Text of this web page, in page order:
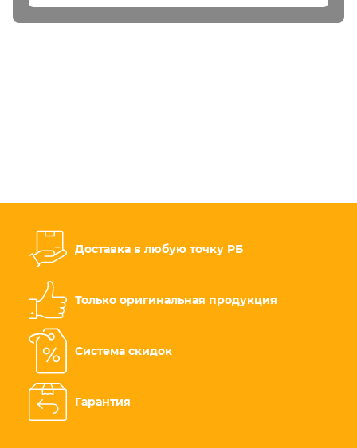
Доставка в любую точку РБ
Только оригинальная продукция
Система скидок
Гарантия